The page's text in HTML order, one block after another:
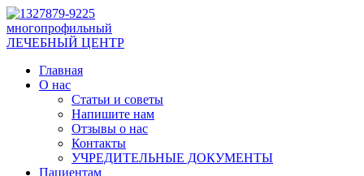
многопрофильный
ЛЕЧЕБНЫЙ ЦЕНТР
Главная
О нас
Статьи и советы
Напишите нам
Отзывы о нас
Контакты
УЧРЕДИТЕЛЬНЫЕ ДОКУМЕНТЫ
Пациентам